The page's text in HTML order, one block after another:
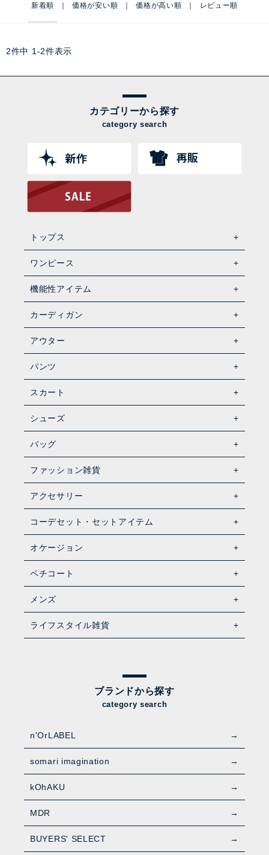
新着順 価格が安い順 価格が高い順 レビュー順
2件中 1 -2件表示
カテゴリーから探す
category search
トップス
ワンピース
機能性アイテム
カーディガン
アウター
パンツ
スカート
シューズ
バッグ
ファッション雑貨
アクセサリー
コーデセット・セットアイテム
オケージョン
ペチコート
メンズ
ライフスタイル雑貨
ブランドから探す
category search
n'OrLABEL
somari imagination
kOhAKU
MDR
BUYERS' SELECT